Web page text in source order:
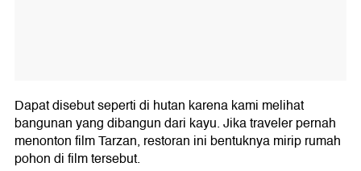
Dapat disebut seperti di hutan karena kami melihat
bangunan yang dibangun dari kayu. Jika traveler pernah
menonton film Tarzan, restoran ini bentuknya mirip rumah
pohon di film tersebut.